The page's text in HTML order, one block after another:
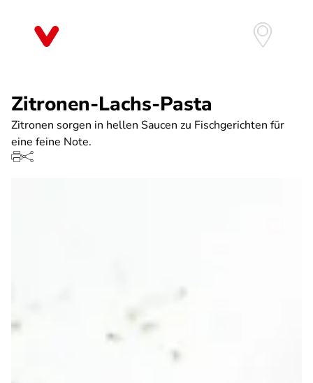
Zitronen-Lachs-Pasta
Zitronen sorgen in hellen Saucen zu Fischgerichten für
eine feine Note.